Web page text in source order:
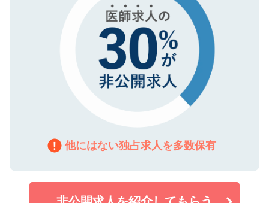
他にはない独占求人を多数保有